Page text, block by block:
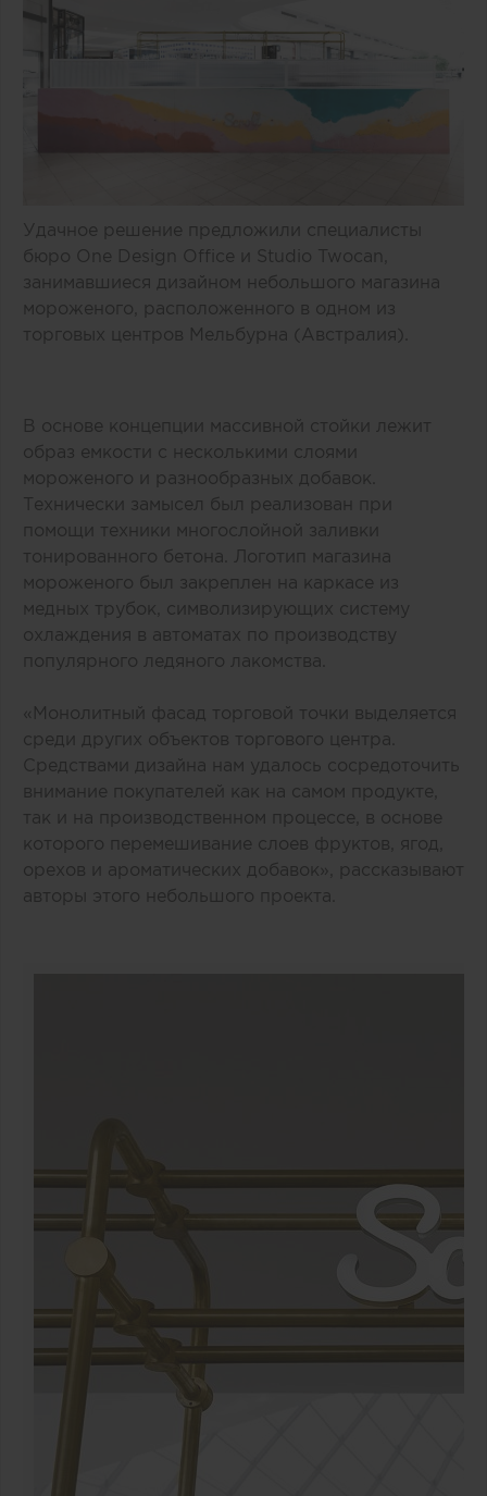
Удачное решение предложили специалисты
бюро One Design Office и Studio Twocan,
занимавшиеся дизайном небольшого магазина
мороженого, расположенного в одном из
торговых центров Мельбурна (Австралия).
В основе концепции массивной стойки лежит
образ емкости с несколькими слоями
мороженого и разнообразных добавок.
Технически замысел был реализован при
помощи техники многослойной заливки
тонированного бетона. Логотип магазина
мороженого был закреплен на каркасе из
медных трубок, символизирующих систему
охлаждения в автоматах по производству
популярного ледяного лакомства.
«Монолитный фасад торговой точки выделяется
среди других объектов торгового центра.
Средствами дизайна нам удалось сосредоточить
внимание покупателей как на самом продукте,
так и на производственном процессе, в основе
которого перемешивание слоев фруктов, ягод,
орехов и ароматических добавок», рассказывают
авторы этого небольшого проекта.